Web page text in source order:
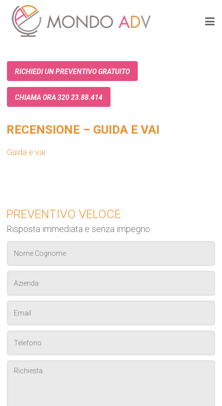
RICHIEDI UN PREVENTIVO GRATUITO
CHIAMA ORA 320 23.88.414
RECENSIONE – GUIDA E VAI
Guida e vai
PREVENTIVO VELOCE
Risposta immediata e senza impegno